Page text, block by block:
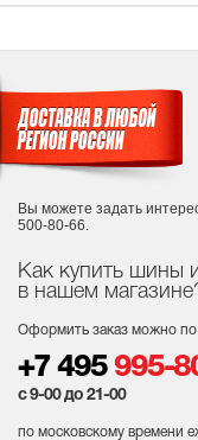
Как купить шины
в нашем
Оформить заказ можно по
+7 495 995-
с 9-00 до 21-00
по московскому времени
Вы можете задать
500-80-66.